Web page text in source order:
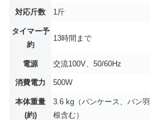
対応斤数 1斤
タイマー予
約
13時間まで
電源 交流100V、50/60Hz
消費電力 500W
本体重量
(約)
3.6 kg（パンケース、パン羽
根含む）